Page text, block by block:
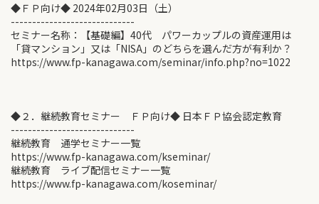
◆ＦＰ向け◆ 2024年02月03日（土）
-----------------------------
セミナー名称：【基礎編】40代 パワーカップルの資産運用は
「貸マンション」又は「NISA」のどちらを選んだ方が有利か？
https://www.fp-kanagawa.com/seminar/info.php?no=1022
◆２．継続教育セミナー ＦＰ向け◆ 日本ＦＰ協会認定教育
-----------------------------
継続教育 通学セミナー一覧
https://www.fp-kanagawa.com/kseminar/
継続教育 ライブ配信セミナー一覧
https://www.fp-kanagawa.com/koseminar/